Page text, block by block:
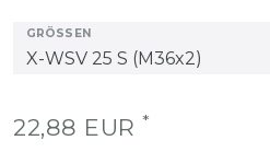
GRÖSSEN
22,88 EUR *